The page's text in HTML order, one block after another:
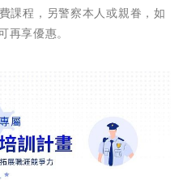
課程，另警察本人或親眷，如
享優惠。